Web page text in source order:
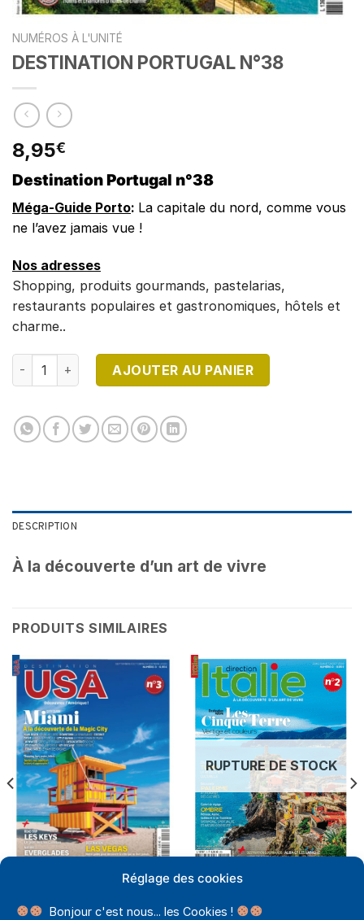
Réglage des cookies
Bonjour c'est nous... les Cookies !
NUMÉROS À L'UNITÉ
DESTINATION PORTUGAL N°38
8,95€
Destination Portugal n°38
Méga-Guide Porto: La capitale du nord, comme vous
ne l’avez jamais vue !
Nos adresses
Shopping, produits gourmands, pastelarias,
restaurants populaires et gastronomiques, hôtels et
charme..
quantité de DESTINATION PORTUGAL N°38
AJOUTER AU PANIER
DESCRIPTION
À la découverte d’un art de vivre
PRODUITS SIMILAIRES
DESTINATION USA PAPIER
7,95€
RUPTURE DE STOCK
DIRECTION ITALIE PAPIER
7,95€